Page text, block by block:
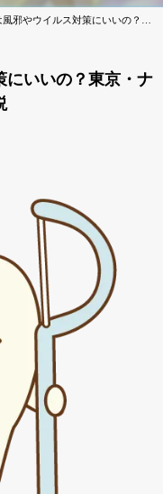
イルス対策にいいの？東京・ナンバデンタルオフィスが解説
にいいの？東京・ナ